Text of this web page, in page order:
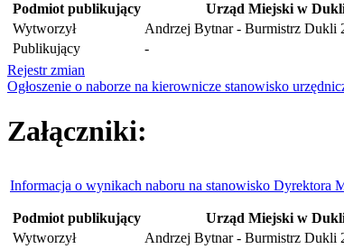
Podmiot publikujący
Urząd Miejski w
Wytworzył
Andrzej Bytnar - Burmistrz Dukli
Publikujący
-
Rejestr zmian
Ogłoszenie o naborze na kierownicze stanowisko
Załączniki:
Informacja o wynikach naboru na stanowisko Dyrektora
Podmiot publikujący
Urząd Miejski w
Wytworzył
Andrzej Bytnar - Burmistrz Dukli